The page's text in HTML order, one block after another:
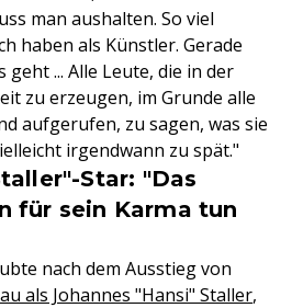
man aushalten. So viel
haben als Künstler. Gerade
geht ... Alle Leute, die in der
zu erzeugen, im Grunde alle
aufgerufen, zu sagen, was sie
irgendwann zu spät."
Star: "Das
für sein Karma tun
nach dem Ausstieg von
als Johannes "Hansi" Staller,